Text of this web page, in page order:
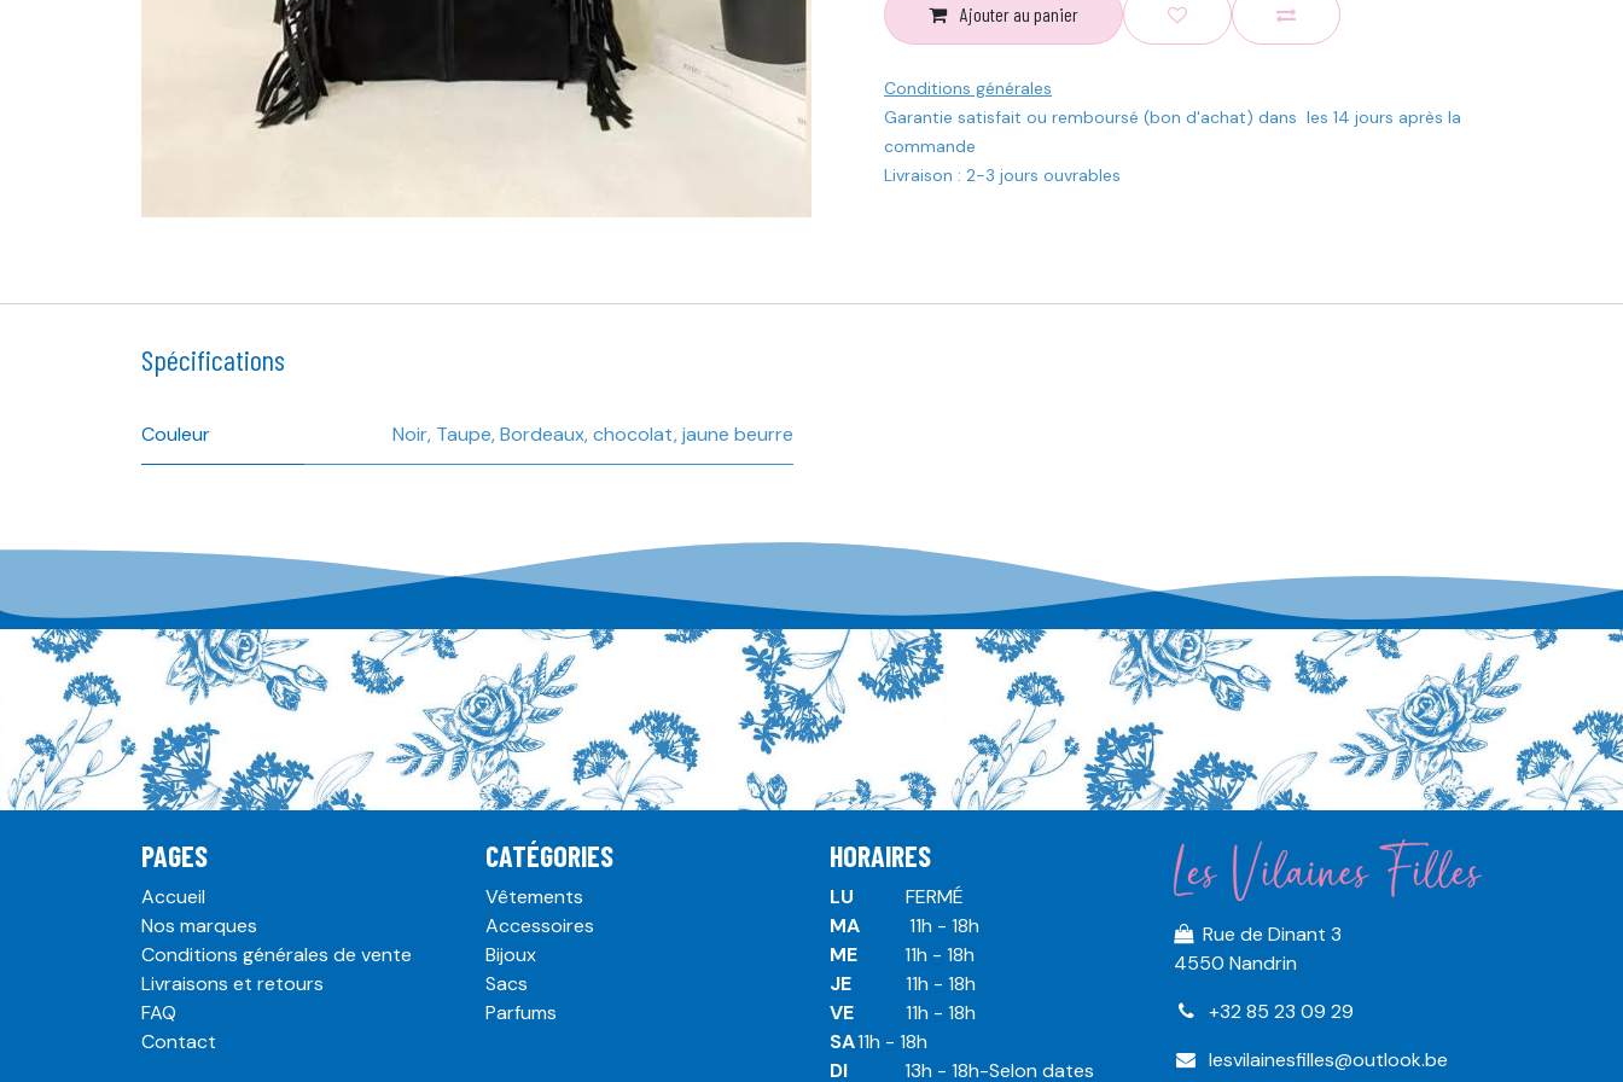
Ajouter au panier
Conditions générales
Garantie satisfait ou remboursé (bon d'achat) dans les 14 jours après la
commande
Livraison : 2-3 jours ouvrables
Spécifications
Couleur Noir, Taupe,Bordeaux,chocolat,jaune beurre
PAGES
Accueil
Nos marques
Conditions générales de vente
Livraisons et retours
FAQ
Contact
CATÉGORIES
Vêtements
Accessoires
Bijoux
Sacs
Parfums
HORAIRES
LU
​ ​FERMÉ
MA
​11h - 18h
ME
​11h - 18h
JE
​​11h - 18h
VE
​​​11h - 18h
SA​​​11h - 18h
DI
​​​ 13h - 18h-Selon dates
Rue de Dinant 3
4550 Nandrin
+32 85 23 09 29
lesvilainesfilles@outlook.be